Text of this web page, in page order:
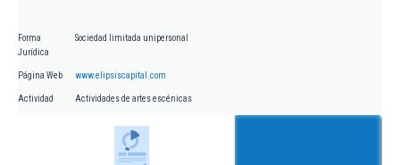
Forma
Jurídica
Sociedad limitada unipersonal
Página Web www.elipsiscapital.com
Actividad Actividades de artes escénicas